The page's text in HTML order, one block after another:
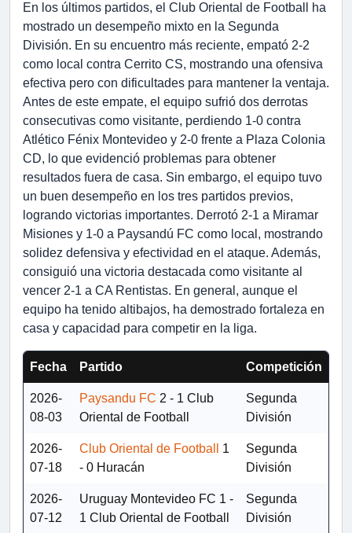
En los últimos partidos, el Club Oriental de Football ha
mostrado un desempeño mixto en la Segunda
División. En su encuentro más reciente, empató 2-2
como local contra Cerrito CS, mostrando una ofensiva
efectiva pero con dificultades para mantener la ventaja.
Antes de este empate, el equipo sufrió dos derrotas
consecutivas como visitante, perdiendo 1-0 contra
Atlético Fénix Montevideo y 2-0 frente a Plaza Colonia
CD, lo que evidenció problemas para obtener
resultados fuera de casa. Sin embargo, el equipo tuvo
un buen desempeño en los tres partidos previos,
logrando victorias importantes. Derrotó 2-1 a Miramar
Misiones y 1-0 a Paysandú FC como local, mostrando
solidez defensiva y efectividad en el ataque. Además,
consiguió una victoria destacada como visitante al
vencer 2-1 a CA Rentistas. En general, aunque el
equipo ha tenido altibajos, ha demostrado fortaleza en
casa y capacidad para competir en la liga.
Fecha Partido Competición
2026-
08-03
Paysandu FC 2 - 1 Club
Oriental de Football
Segunda
División
2026-
07-18
Club Oriental de Football
1
- 0 Huracán
Segunda
División
2026-
07-12
Uruguay Montevideo FC 1 -
1 Club Oriental de Football
Segunda
División